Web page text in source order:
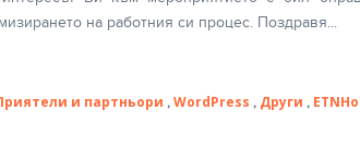
на работния си процес. Поздравя...
и партньори , WordPress , Други ,